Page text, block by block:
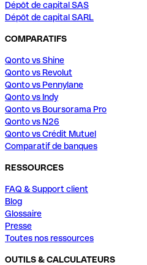
Dépôt de capital SAS
Dépôt de capital SARL
COMPARATIFS
Qonto vs Shine
Qonto vs Revolut
Qonto vs Pennylane
Qonto vs Indy
Qonto vs Boursorama Pro
Qonto vs N26
Qonto vs Crédit Mutuel
Comparatif de banques
RESSOURCES
FAQ & Support client
Blog
Glossaire
Presse
Toutes nos ressources
OUTILS & CALCULATEURS